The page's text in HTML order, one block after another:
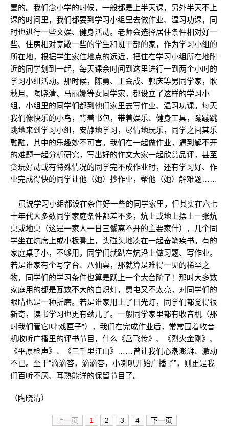
置的。我们念小学的时候，一般都是上半天课，另外半天不上
课的时间里，我们都要到学习小组里去做作业、温习功课，同
时也进行一些文娱、健身活动。老师会选择居住条件相对好一
些、住房相对宽敞一些的学生和班干部的家，作为学习小组的
所在地，根据学生家住地点的远近，把住在学习小组所在地附
近的同学划到一起，每天课余时间到这里进行一到两个小时的
学习小组活动。那时候，陈勇、王会成、郭庆等男同学家，耿
秋月、陶晓清、马丽娜等女同学家，都设立了这样的学习小
组，小组里的同学们都到他们家里去写作业、温习功课。每天
我们像快乐的小鸟，背着书包，带着娱乐、健身工具，蹦蹦跳
跳地来到学习小组，安静地学习，尽情地玩乐，同学之间其乐
融融，其中的乐趣妙不可言。我们在一起做作业，遇到解不开
的难题一起分析研究，写出好的作文大家一起欣赏品评，甚至
贪玩好动或有特殊情况的同学完不成作业时，还有学习好、作
业完成得快的同学让他（她）抄作业，帮他（她）解难题……
虽说学习小组都设在条件好一些的同学家里，但其实在六七
十年代大多数同学家庭条件都差不多，炕上或地上摆上一张炕
桌或地桌（这是一家人一日三餐离不开的主要家什），几个同
学坐在炕席上或小板凳上，头碰头地凑在一起奋笔疾书。有的
家庭桌子小，不够用，同学们就趴在炕沿上做习题、写作业。
若是谁家有个写字台、八仙桌，那就算是难得一见的稀罕之
物，同学们的学习条件也算是跃上一个大台阶了！那时大多数
家庭用的都是瓦数不大的白炽灯，费电又不太亮，对同学们的
眼睛也是一种折磨。若是谁家用上了日光灯，同学们都觉得很
新奇，读书学习也更有劲儿了。一般同学家里都有收音机（那
时我们管它叫“戏匣子”），我们在完成作业后，常常围着收音
机收听广播里的评书节目，什么《岳飞传》、《烈火金刚》、
《平原枪声》、《三千里江山》……曾让我们心潮澎湃、激动
不已。至于“滴滴答，滴滴答，小喇叭开始广播了”，则更是我
们百听不厌、耳熟能详的保留节目了。
（陶晓清）
上一页 1 2 3 4 下一页